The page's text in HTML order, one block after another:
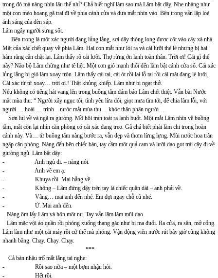
trong đó mà nàng nhìn lâu thế nhỉ? Chả biết nghĩ làm sao mà Lâm bật dậy. Nhẹ nhàng như
một con mèo hoang gã trai đi về phía cánh cửa và đưa mắt nhìn vào. Bên trong vẫn lập loè
ánh sáng của đèn sáp.
Lâm ngây người sửng sốt.
Bên trong là một xác người đang lủng lẳng, sợi dây thòng lọng được cột vào cây xà nhà.
Mặt của xác chết quay về phía Lâm. Hai con mắt như lòi ra và cái lưỡi thè lè nhưng bị hai
hàm răng cắn chặt lại. Lâm thấy rõ cái lưỡi. Thợ rừng ớn lạnh toàn thân. Trời ơi! Cái gì thế
nầy? Não bộ Lâm chừng như tê liệt. Một cơn gió mạnh thổi đến làm bật cánh cửa sổ. Cái xác
lủng lẳng bị gió làm xoay tròn. Lâm thấy cái tai, cái ót rồi lại lỗ tai rồi cái mặt đang lè lưỡi.
Cái xác từ từ xoay… trời ơi.! Thật khủng khiếp. Lâm như bị ngạt thở.
Nếu không có tiếng hát vang lên trong buồng tắm đảm bảo Lâm chết thiệt. Vẫn bài Nước
mắt mùa thu: “ Người xây ngục tối, tình yêu lừa dối, giọt mưa tìm tới, để chia làm lỗi, với
người…. hoài … trinh…nước mắt mùa thu… khóc thân phận người…
Sơn lui về và ngã ra giường. Mồ hôi trán toát ra lạnh buốt. Một mắt Lâm nhìn về buồng
tắm, mắt còn lại nhìn căn phòng có cái xác đang treo. Gã chả biết phải làm chi trong hoàn
cảnh này. Và… từ buồng tắm nàng bước ra, vẫn đẹp và thơm lừng lựng. Mùi nước hoa tràn
ngập căn phòng. Nàng đến bên chiếc bàn, tay cầm một quả cam và lưỡi dao gọt trái cây đi về
giường ngủ. Lâm bật dậy:
- Anh ngủ đi. – nàng nói.
- Anh về em ạ.
- Khuya rồi. Mai hẵng về.
- Không – Lâm đứng dậy trên tay là chiếc quần dài – anh phải về.
- Vâng… mai anh đến nhé. Em đợi ngay chỗ cũ nhé.
- Ừ. Mai anh đến.
Nàng ôm lấy Lâm và hôn một nụ. Tay vẫn lăm lăm mũi dao.
Lâm mặc vội áo quần rồi phóng xuống thang gác như bị ma đuổi. Ra cửa, ra sân, mở cổng.
Lâm làm như một cái máy rồi cứ thế mà phóng. Vận động viên nước rút bây giờ cũng không
nhanh bằng. Chạy. Chạy. Chạy.
***
Cả bàn nhậu trố mắt lắng tai nghe:
- Rồi sao nữa – một bợm nhậu hỏi.
- Hết rồi.